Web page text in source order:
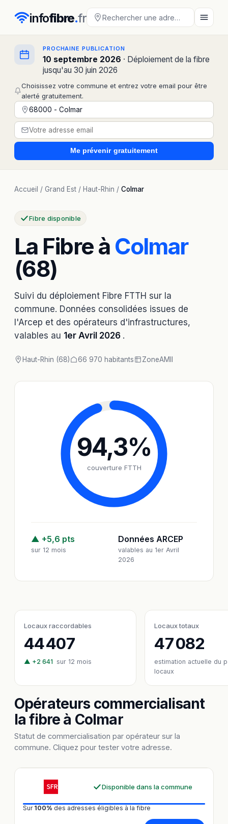
infofibre.fr
PROCHAINE PUBLICATION
10 septembre 2026 · Déploiement de la fibre
jusqu'au 30 juin 2026
Choisissez votre commune et entrez votre email pour être
alerté gratuitement.
Me prévenir gratuitement
Accueil / Grand Est / Haut-Rhin / Colmar
Fibre disponible
La Fibre à Colmar
(68)
Suivi du déploiement Fibre FTTH sur la
commune. Données consolidées issues de
l'Arcep et des opérateurs d'infrastructures,
valables au 1er Avril 2026 .
Haut-Rhin (68) 66 970 habitants ZoneAMII
94,3%
couverture FTTH
▲ +5,6 pts
sur 12 mois
Données ARCEP
valables au 1er Avril
2026
Locaux raccordables
44 407
▲ +2 641 sur 12 mois
Locaux totaux
47 082
estimation actuelle du
locaux
Opérateurs commercialisant
la fibre à Colmar
Statut de commercialisation par opérateur sur la
commune. Cliquez pour tester votre adresse.
Disponible dans la commune
Sur 100% des adresses éligibles à la fibre